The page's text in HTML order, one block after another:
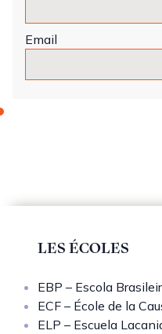
Email
LES ÉCOLES
EBP – Escola
ECF – École de la
ELP – Escuela